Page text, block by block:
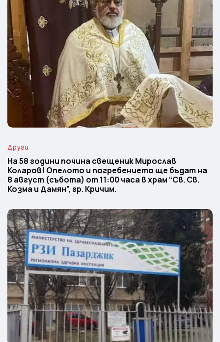
Други
На 58 години почина свещеник Мирослав
Коларов! Опелото и погребението ще бъдат на
8 август (събота) от 11:00 часа в храм “Св. Св.
Козма и Дамян”, гр. Кричим.